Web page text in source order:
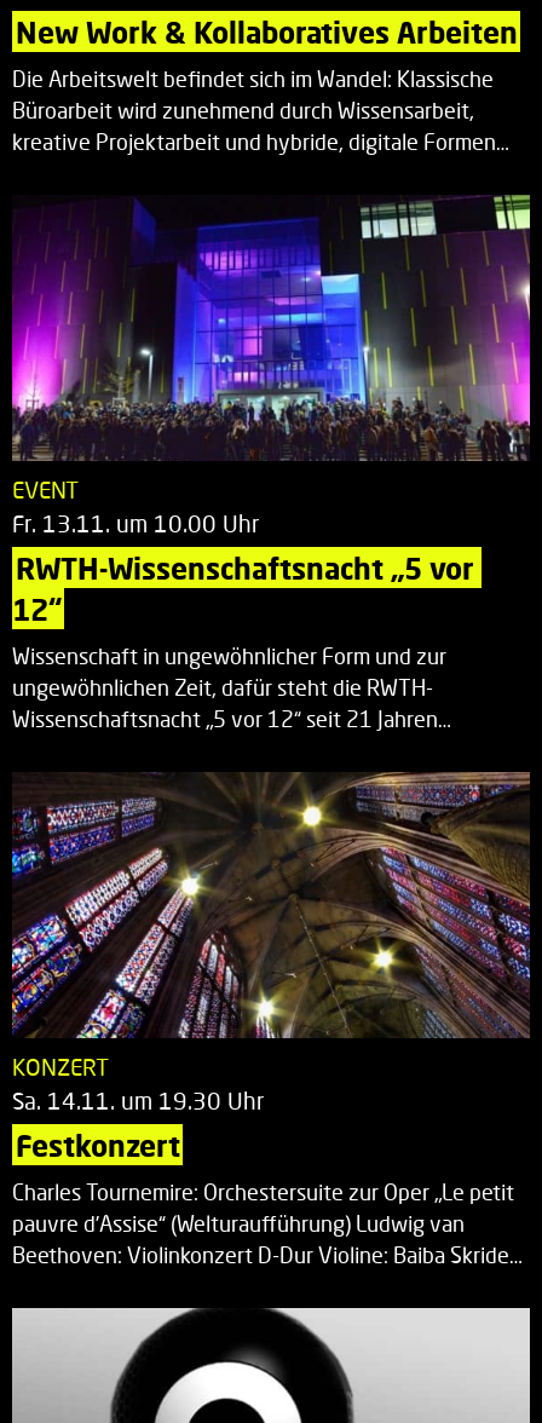
New Work & Kollaboratives Arbeiten
Die Arbeitswelt befindet sich im Wandel: Klassische
Büroarbeit wird zunehmend durch Wissensarbeit,
kreative Projektarbeit und hybride, digitale Formen…
EVENT
Fr. 13.11. um 10.00 Uhr
RWTH-Wissenschaftsnacht „5 vor
12“
Wissenschaft in ungewöhnlicher Form und zur
ungewöhnlichen Zeit, dafür steht die RWTH-
Wissenschaftsnacht „5 vor 12“ seit 21 Jahren…
KONZERT
Sa. 14.11. um 19.30 Uhr
Festkonzert
Charles Tournemire: Orchestersuite zur Oper „Le petit
pauvre d’Assise“ (Welturaufführung) Ludwig van
Beethoven: Violinkonzert D-Dur Violine: Baiba Skride…